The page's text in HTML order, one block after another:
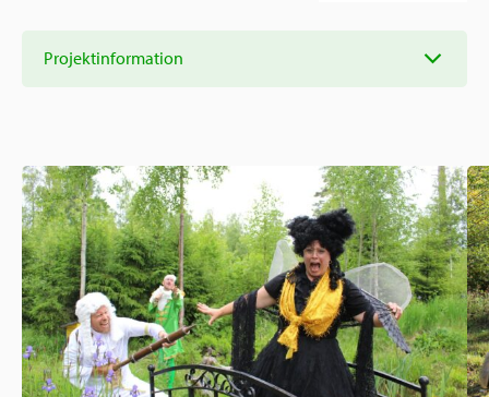
Utlysningar
Ansök
Frågor och svar
Sverige och övriga världen
Grannskapsinitiativet
Hur vi arbetar
Verksamhetsberättelser & årsredovisningar
Medarbetare & styrelse
Kontakt
Pressrum
Nyheter & kalenderhändelser
Postkodlotteriet
SV
Projektinformation